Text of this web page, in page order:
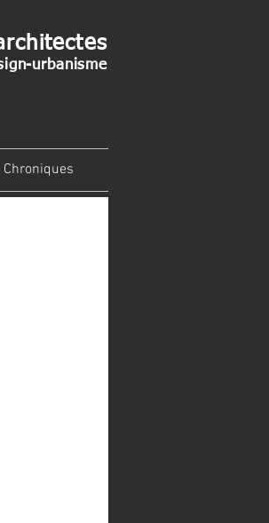
urbanisme
Chroniques